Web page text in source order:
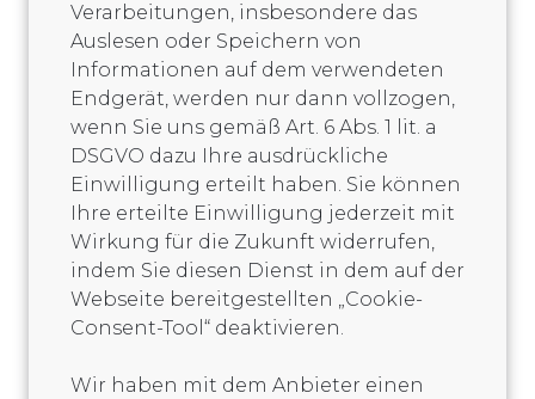
Verarbeitungen, insbesondere das
Auslesen oder Speichern von
Informationen auf dem verwendeten
Endgerät, werden nur dann vollzogen,
wenn Sie uns gemäß Art. 6 Abs. 1 lit. a
DSGVO dazu Ihre ausdrückliche
Einwilligung erteilt haben. Sie können
Ihre erteilte Einwilligung jederzeit mit
Wirkung für die Zukunft widerrufen,
indem Sie diesen Dienst in dem auf der
Webseite bereitgestellten „Cookie-
Consent-Tool“ deaktivieren.
Wir haben mit dem Anbieter einen